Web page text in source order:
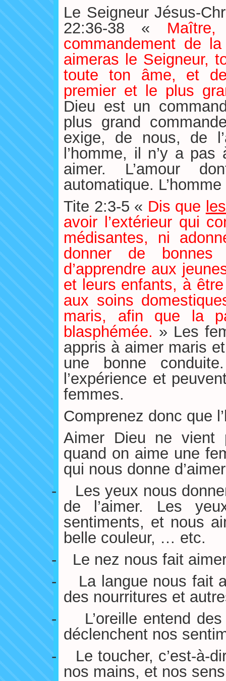
Le Seigneur Jésus-
22:36-38 «
commandement de
aimeras le Seigneur,
toute ton âme, et
premier et le plus
Dieu est un
plus grand
exige, de nous, de
l’homme, il n’y a
aimer. L’amour
automatique.
Tite 2:3-5 « Dis que
avoir l’extérieur qui
médisantes, ni
donner de
d’apprendre aux
et leurs enfants, à
aux soins
maris, afin que la
blasphémée. » Les
appris à aimer maris
une bonne
l’expérience et
femmes.
Comprenez donc que
Aimer Dieu ne vient
quand on aime une
qui nous donne
-
Les yeux nous
de l’aimer. Les
sentiments, et nous
belle couleur, … etc.
-
Le nez nous fait
-
La langue nous fait
des nourritures et
-
L’oreille entend
déclenchent nos
-
Le toucher, c’est-à-
nos mains, et nos